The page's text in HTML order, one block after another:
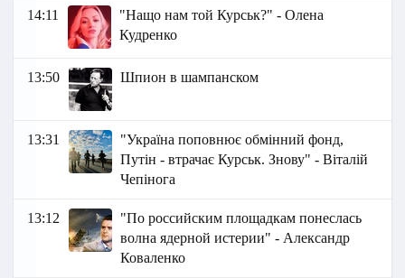
14:11
"Нащо нам той Курськ?" - Олена
Кудренко
13:50 Шпион в шампанском
13:31
"Україна поповнює обмінний фонд,
Путін - втрачає Курськ. Знову" - Віталій
Чепінога
13:12
"По российским площадкам понеслась
волна ядерной истерии" - Александр
Коваленко